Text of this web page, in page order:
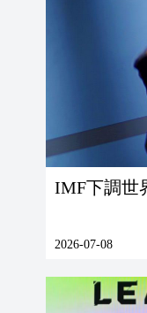
IMF下調世
2026-07-08